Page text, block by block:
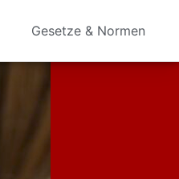
Gesetze & Normen